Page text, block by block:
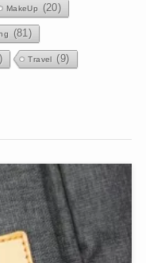
MakeUp (20)
(81)
Travel (9)